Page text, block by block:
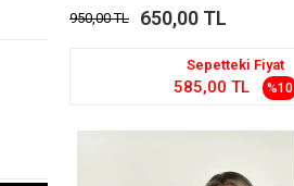
950,00 TL 650,00 TL
Sepetteki Fiyat
585,00 TL %10